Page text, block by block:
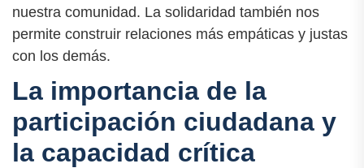
nuestra comunidad. La solidaridad también nos
permite construir relaciones más empáticas y justas
con los demás.
La importancia de la
participación ciudadana y
la capacidad crítica